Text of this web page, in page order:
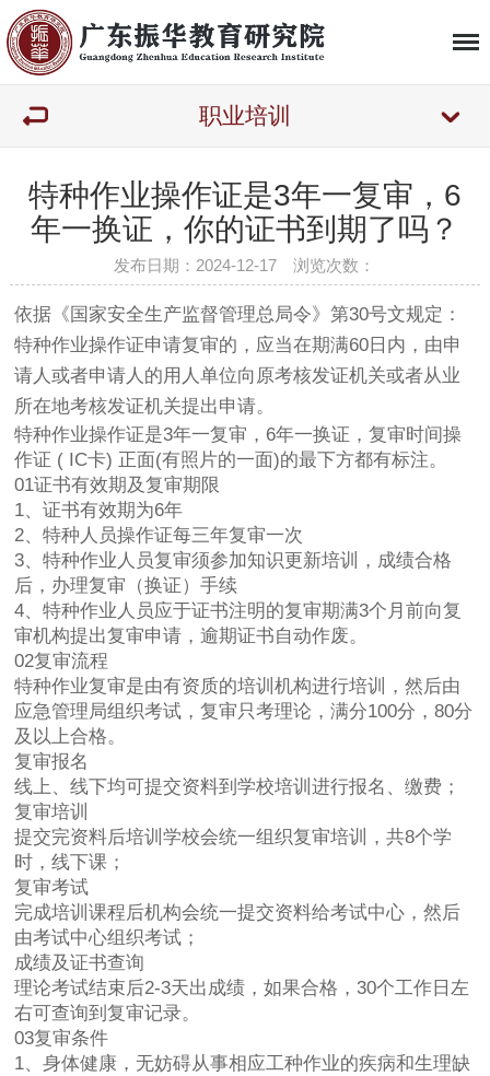
职业培训
特种作业操作证是3年一复审，6
年一换证，你的证书到期了吗？
发布日期：2024-12-17 浏览次数：
依据《国家安全生产监督管理总局令》第30号文规定：
特种作业操作证申请复审的，应当在期满60日内，由申
请人或者申请人的用人单位向原考核发证机关或者从业
所在地考核发证机关提出申请。
特种作业操作证是3年一复审，6年一换证，复审时间操
作证 ( IC卡) 正面(有照片的一面)的最下方都有标注。
01证书有效期及复审期限
1、证书有效期为6年
2、特种人员操作证每三年复审一次
3、特种作业人员复审须参加知识更新培训，成绩合格
后，办理复审（换证）手续
4、特种作业人员应于证书注明的复审期满3个月前向复
审机构提出复审申请，逾期证书自动作废。
02复审流程
特种作业复审是由有资质的培训机构进行培训，然后由
应急管理局组织考试，复审只考理论，满分100分，80分
及以上合格。
复审报名
线上、线下均可提交资料到学校培训进行报名、缴费；
复审培训
提交完资料后培训学校会统一组织复审培训，共8个学
时，线下课；
复审考试
完成培训课程后机构会统一提交资料给考试中心，然后
由考试中心组织考试；
成绩及证书查询
理论考试结束后2-3天出成绩，如果合格，30个工作日左
右可查询到复审记录。
03复审条件
1、身体健康，无妨碍从事相应工种作业的疾病和生理缺